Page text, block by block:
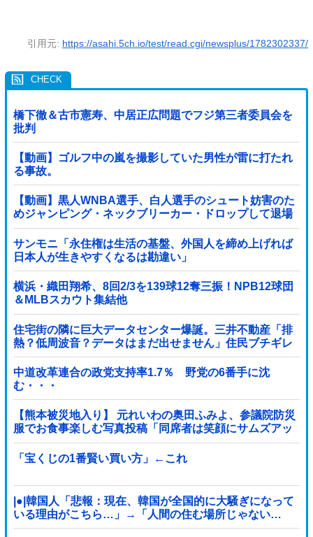
引用元: https://asahi.5ch.io/test/read.cgi/newsplus/1782302337/
橋下徹＆古市憲寿、中居正広問題でフジ第三者委員会を
批判
【動画】ゴルフ中の嵐を撮影していた男性が雷に打たれ
る事故。
【動画】黒人WNBA選手、白人選手のシュート妨害のた
めジャンピング・ネックブリーカー・ドロップして退場
処分→ロッカールームから「白人特権」と投稿...
サンモニ「永住権は生活の基盤、外国人を締め上げれば
日本人が生きやすくなるは勘違い」
横浜・織田翔希、8回2/3を139球12奪三振！NPB12球団
＆MLBスカウト集結他
住宅街の隣に巨大データセンター爆誕。三井不動産「排
熱？低周波音？データはまだ出せません」住民ブチギレ
中道改革連合の政党支持率1.7％ 野党の6番手に沈
む・・・
【熊本被災地入り】 元れいわの奥田ふみよ、参議院防災
服でお食事楽しむ写真投稿「同席者は笑顔にサムズアッ
プ」
「宝くじの1番賢い買い方」←これ
|●|韓国人「悲報：現在、韓国が全国的に大騒ぎになって
いる理由がこちら…」→「人間の住む場所じゃない…
（ﾌﾞﾙﾌﾞﾙ」＝韓国の反応